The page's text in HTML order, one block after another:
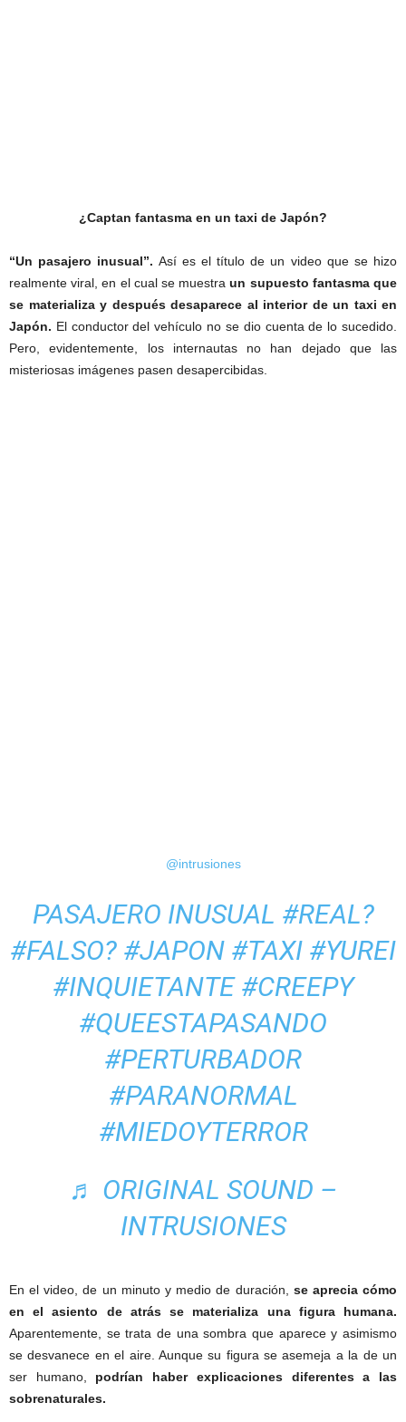
¿Captan fantasma en un taxi de Japón?
“Un pasajero inusual”. Así es el título de un video que se hizo
realmente viral, en el cual se muestraun supuesto fantasma que
se materializa y después desaparece al interior de un taxi en
Japón. El conductor del vehículo no se dio cuenta de lo sucedido.
Pero, evidentemente, los internautas no han dejado que las
misteriosas imágenes pasen desapercibidas.
@intrusiones
PASAJERO INUSUAL #REAL?
#FALSO? #JAPON #TAXI #YUREI
#INQUIETANTE #CREEPY
#QUEESTAPASANDO
#PERTURBADOR
#PARANORMAL
#MIEDOYTERROR
♬ ORIGINAL SOUND –
INTRUSIONES
En el video, de un minuto y medio de duración, se aprecia cómo
en el asiento de atrás se materializa una figura humana.
Aparentemente, se trata de una sombra que aparece y asimismo
se desvanece en el aire. Aunque su figura se asemeja a la de un
ser humano, podrían haber explicaciones diferentes a las
sobrenaturales.